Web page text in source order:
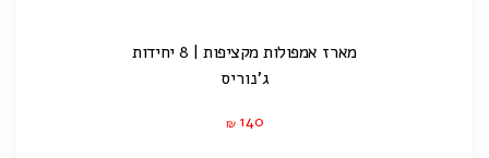
מארז אמפולות מקציפות | 8 יחידות
ג'נוריס
₪ 140